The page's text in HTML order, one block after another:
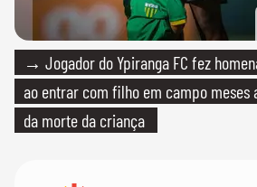
→ Jogador do Ypiranga FC fez
ao entrar com filho em campo meses
da morte da criança